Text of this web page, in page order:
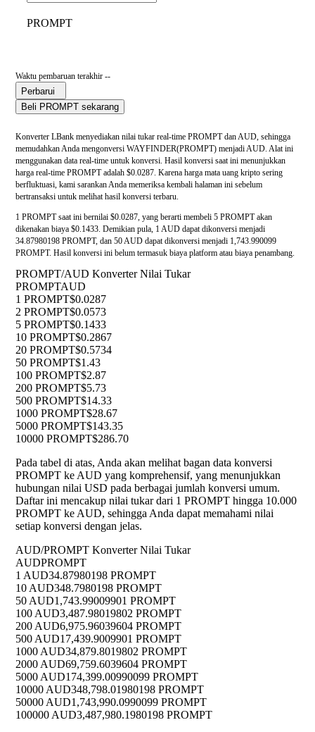
PROMPT
Waktu pembaruan terakhir --
Perbarui
Beli PROMPT sekarang
Konverter LBank menyediakan nilai tukar real-time PROMPT dan AUD, sehingga
memudahkan Anda mengonversi WAYFINDER(PROMPT) menjadi AUD. Alat ini
menggunakan data real-time untuk konversi. Hasil konversi saat ini menunjukkan
harga real-time PROMPT adalah $0.0287. Karena harga mata uang kripto sering
berfluktuasi, kami sarankan Anda memeriksa kembali halaman ini sebelum
bertransaksi untuk melihat hasil konversi terbaru.
1 PROMPT saat ini bernilai $0.0287, yang berarti membeli 5 PROMPT akan
dikenakan biaya $0.1433. Demikian pula, 1 AUD dapat dikonversi menjadi
34.87980198 PROMPT, dan 50 AUD dapat dikonversi menjadi 1,743.990099
PROMPT. Hasil konversi ini belum termasuk biaya platform atau biaya penambang.
PROMPT/AUD Konverter Nilai Tukar
PROMPTAUD
1 PROMPT$0.0287
2 PROMPT$0.0573
5 PROMPT$0.1433
10 PROMPT$0.2867
20 PROMPT$0.5734
50 PROMPT$1.43
100 PROMPT$2.87
200 PROMPT$5.73
500 PROMPT$14.33
1000 PROMPT$28.67
5000 PROMPT$143.35
10000 PROMPT$286.70
Pada tabel di atas, Anda akan melihat bagan data konversi
PROMPT ke AUD yang komprehensif, yang menunjukkan
hubungan nilai USD pada berbagai jumlah konversi umum.
Daftar ini mencakup nilai tukar dari 1 PROMPT hingga 10.000
PROMPT ke AUD, sehingga Anda dapat memahami nilai
setiap konversi dengan jelas.
AUD/PROMPT Konverter Nilai Tukar
AUDPROMPT
1 AUD34.87980198 PROMPT
10 AUD348.7980198 PROMPT
50 AUD1,743.99009901 PROMPT
100 AUD3,487.98019802 PROMPT
200 AUD6,975.96039604 PROMPT
500 AUD17,439.9009901 PROMPT
1000 AUD34,879.8019802 PROMPT
2000 AUD69,759.6039604 PROMPT
5000 AUD174,399.00990099 PROMPT
10000 AUD348,798.01980198 PROMPT
50000 AUD1,743,990.0990099 PROMPT
100000 AUD3,487,980.1980198 PROMPT